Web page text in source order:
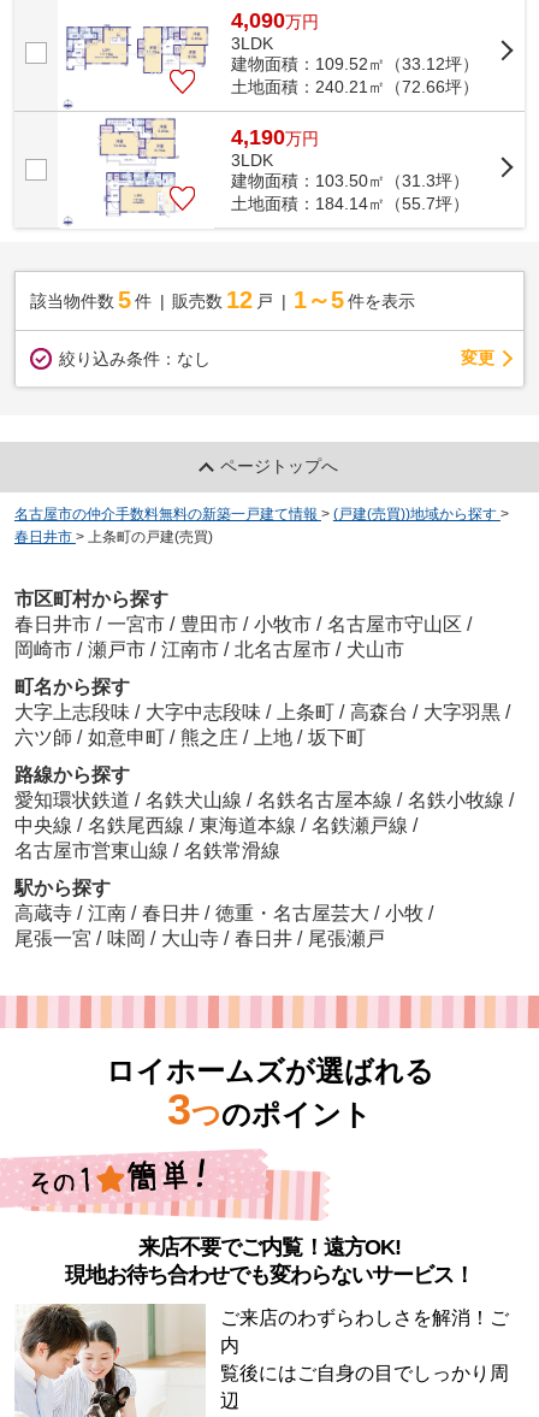
4,090万円
3LDK
建物面積：109.52㎡（33.12坪）
土地面積：240.21㎡（72.66坪）
4,190万円
3LDK
建物面積：103.50㎡（31.3坪）
土地面積：184.14㎡（55.7坪）
該当物件数 5件 販売数 12 戸 1～5 件を表示
絞り込み条件： なし 変更
ページトップへ
名古屋市の仲介手数料無料の新築一戸建て情報 > (戸建(売買))地域から探す >
春日井市 > 上条町の戸建(売買)
市区町村から探す
春日井市 / 一宮市 / 豊田市 / 小牧市 / 名古屋市守山区 /
岡崎市 / 瀬戸市 / 江南市 / 北名古屋市 / 犬山市
町名から探す
大字上志段味 / 大字中志段味 / 上条町 / 高森台 / 大字羽黒 /
六ツ師 / 如意申町 / 熊之庄 / 上地 / 坂下町
路線から探す
愛知環状鉄道 / 名鉄犬山線 / 名鉄名古屋本線 / 名鉄小牧線 /
中央線 / 名鉄尾西線 / 東海道本線 / 名鉄瀬戸線 /
名古屋市営東山線 / 名鉄常滑線
駅から探す
高蔵寺 / 江南 / 春日井 / 徳重・名古屋芸大 / 小牧 /
尾張一宮 / 味岡 / 大山寺 / 春日井 / 尾張瀬戸
ロイホームズが選ばれる
3つのポイント
来店不要でご内覧！遠方OK!
現地お待ち合わせでも変わらないサービス！
ご来店のわずらわしさを解消！ご
内
覧後にはご自身の目でしっかり周
辺